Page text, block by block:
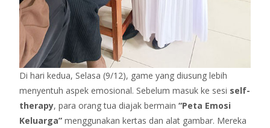
Di hari kedua, Selasa (9/12), game yang diusung lebih
menyentuh aspek emosional. Sebelum masuk ke sesi self-
therapy, para orang tua diajak bermain “Peta Emosi
Keluarga” menggunakan kertas dan alat gambar. Mereka